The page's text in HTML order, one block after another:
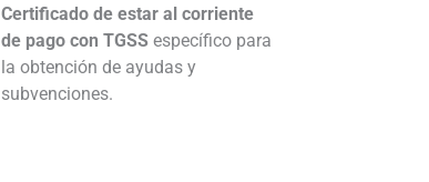
Certificado de estar al corriente
de pago con TGSSespecífico para
la obtención de ayudas y
subvenciones.